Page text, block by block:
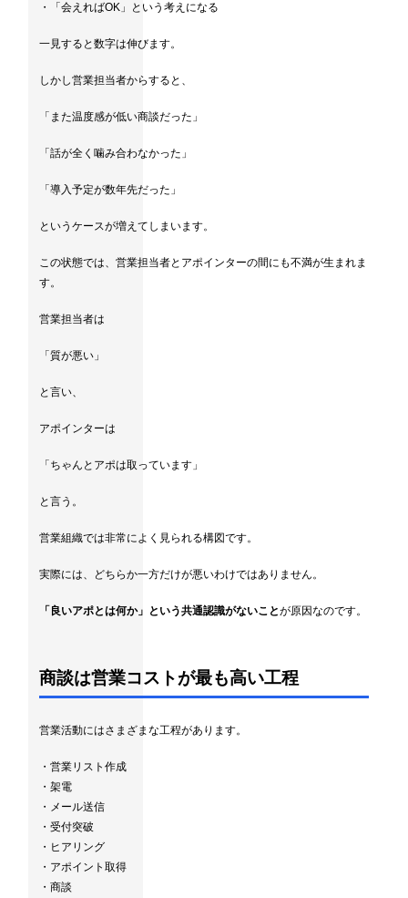
・「会えればOK」という考えになる
一見すると数字は伸びます。
しかし営業担当者からすると、
「また温度感が低い商談だった」
「話が全く噛み合わなかった」
「導入予定が数年先だった」
というケースが増えてしまいます。
この状態では、営業担当者とアポインターの間にも不満が生まれま
す。
営業担当者は
「質が悪い」
と言い、
アポインターは
「ちゃんとアポは取っています」
と言う。
営業組織では非常によく見られる構図です。
実際には、どちらか一方だけが悪いわけではありません。
「良いアポとは何か」という共通認識がないことが原因なのです。
商談は営業コストが最も高い工程
営業活動にはさまざまな工程があります。
・営業リスト作成
・架電
・メール送信
・受付突破
・ヒアリング
・アポイント取得
・商談